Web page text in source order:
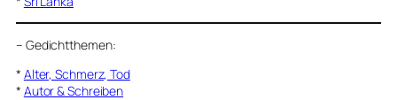
– Gedichtthemen:
* Alter, Schmerz, Tod
* Autor & Schreiben